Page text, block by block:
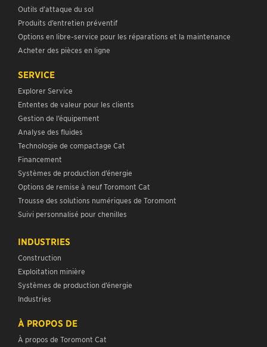
Outils d’attaque du sol
Produits d’entretien préventif
Options en libre-service pour les réparations et la maintenance
Acheter des pièces en ligne
SERVICE
Explorer Service
Ententes de valeur pour les clients
Gestion de l’équipement
Analyse des fluides
Technologie de compactage Cat
Financement
Systèmes de production d’énergie
Options de remise à neuf Toromont Cat
Trousse des solutions numériques de Toromont
Suivi personnalisé pour chenilles
INDUSTRIES
Construction
Exploitation minière
Systèmes de production d’énergie
Industries
À PROPOS DE
À propos de Toromont Cat